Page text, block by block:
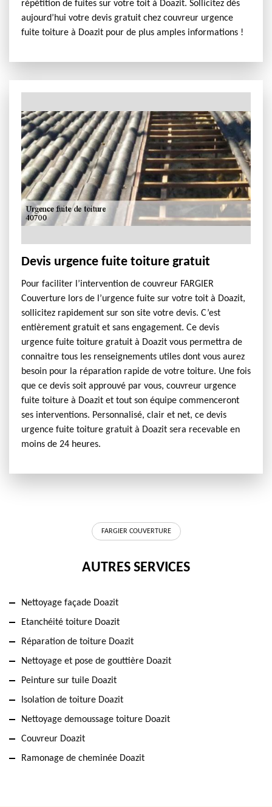
répétition de fuites sur votre toit à Doazit. Sollicitez dès
aujourd’hui votre devis gratuit chez couvreur urgence
fuite toiture à Doazit pour de plus amples informations !
Devis urgence fuite toiture gratuit
Pour faciliter l’intervention de couvreur FARGIER
Couverture lors de l’urgence fuite sur votre toit à Doazit,
sollicitez rapidement sur son site votre devis. C’est
entièrement gratuit et sans engagement. Ce devis
urgence fuite toiture gratuit à Doazit vous permettra de
connaitre tous les renseignements utiles dont vous aurez
besoin pour la réparation rapide de votre toiture. Une fois
que ce devis soit approuvé par vous, couvreur urgence
fuite toiture à Doazit et tout son équipe commenceront
ses interventions. Personnalisé, clair et net, ce devis
urgence fuite toiture gratuit à Doazit sera recevable en
moins de 24 heures.
FARGIER COUVERTURE
AUTRES SERVICES
Nettoyage façade Doazit
Etanchéité toiture Doazit
Réparation de toiture Doazit
Nettoyage et pose de gouttière Doazit
Peinture sur tuile Doazit
Isolation de toiture Doazit
Nettoyage demoussage toiture Doazit
Couvreur Doazit
Ramonage de cheminée Doazit